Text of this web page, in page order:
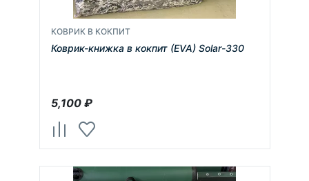
КОВРИК В КОКПИТ
Коврик-книжка в кокпит (EVA) Solar-330
5,100₽